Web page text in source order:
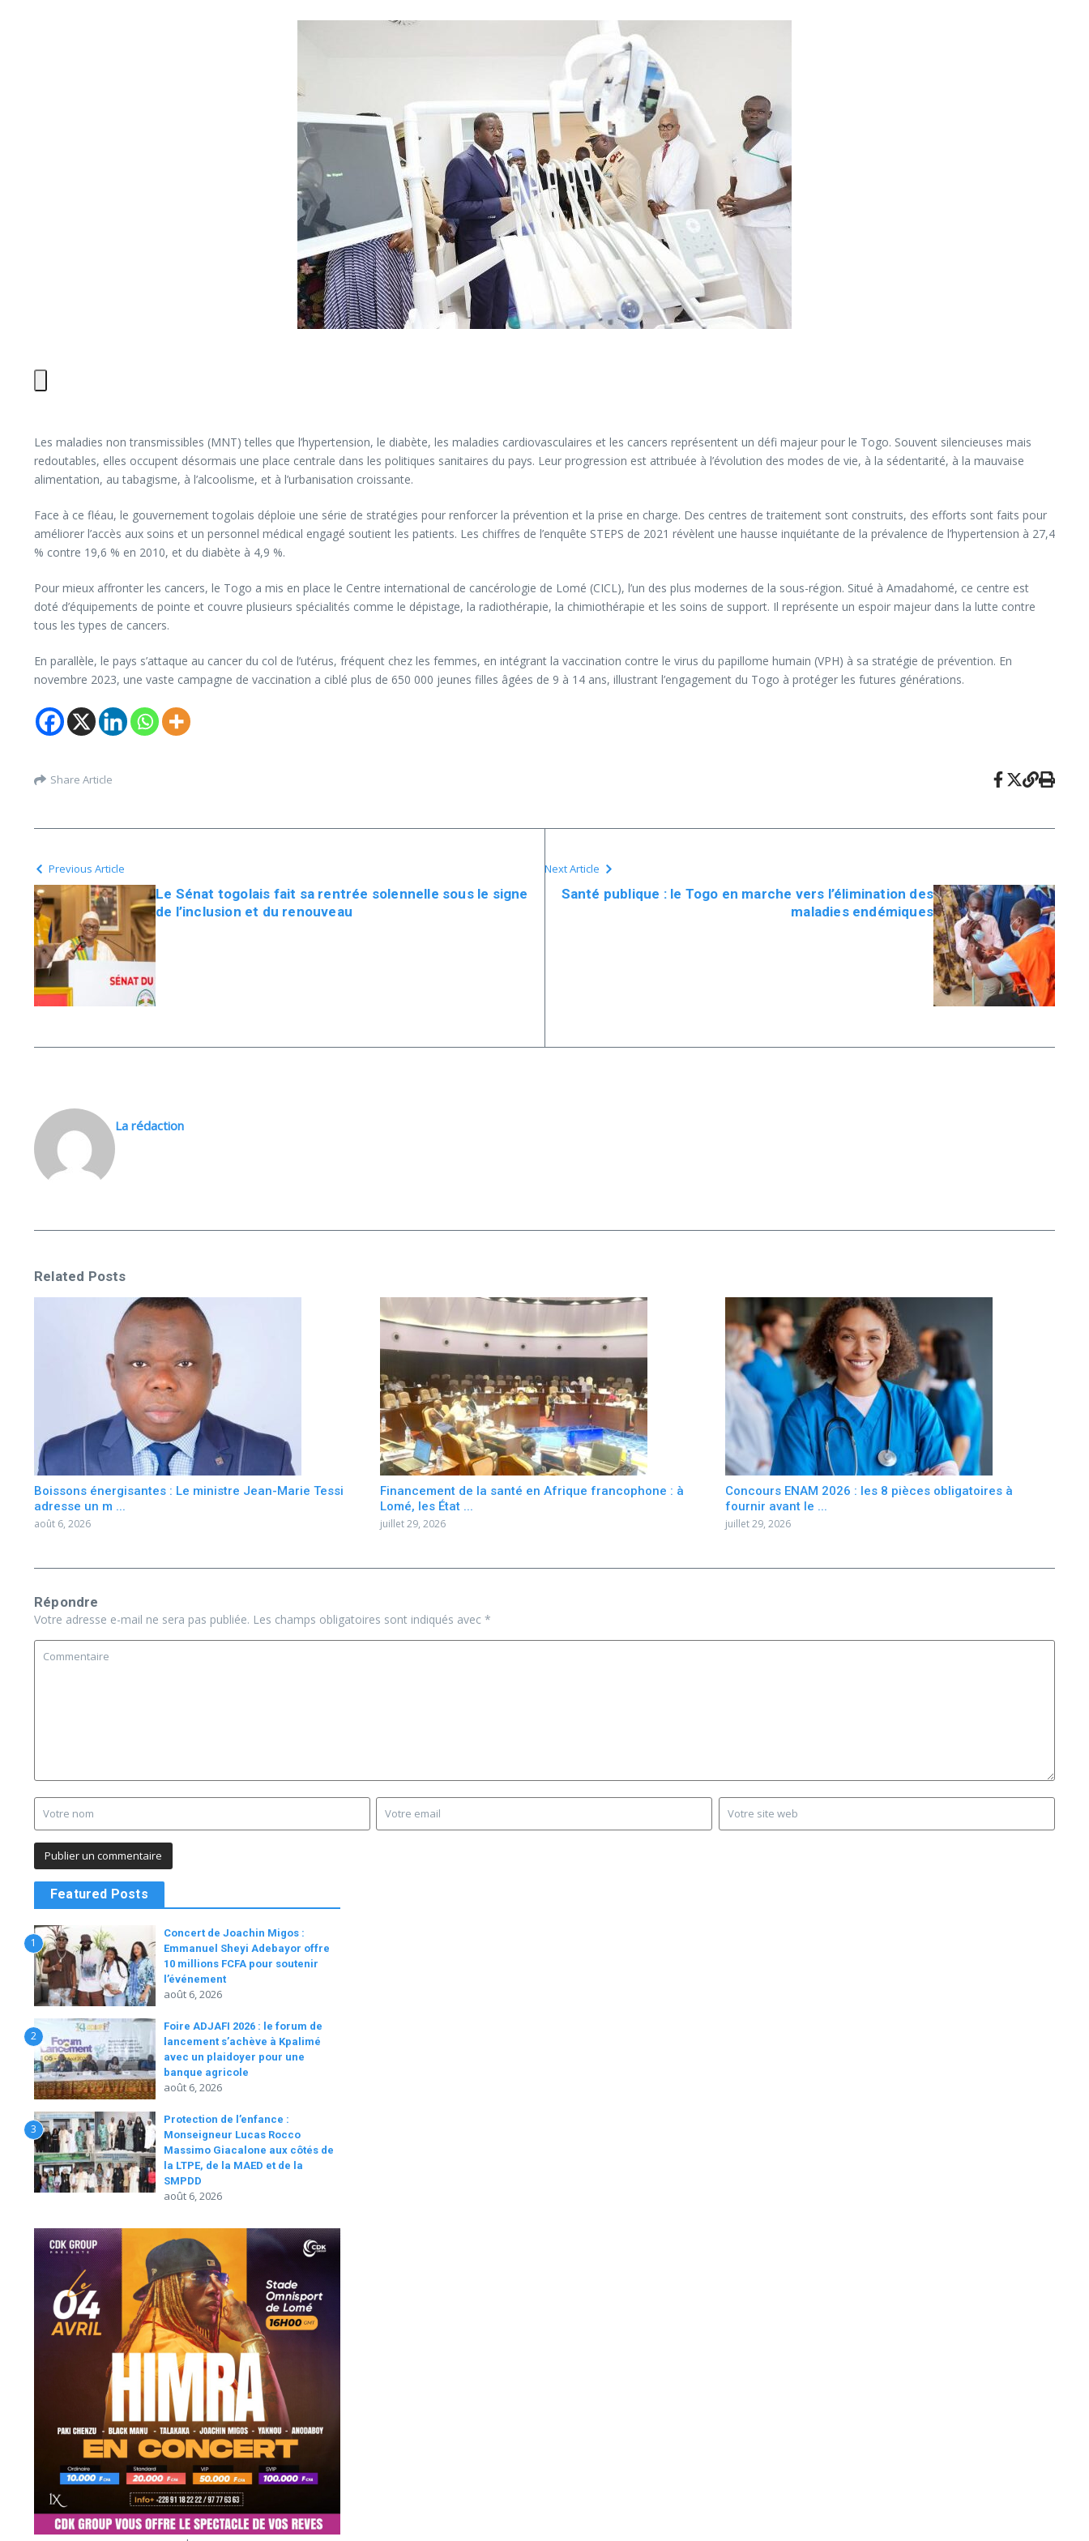
Les maladies non transmissibles (MNT) telles que l’hypertension, le diabète, les maladies cardiovasculaires et les cancers représentent un défi majeur pour le Togo. Souvent silencieuses mais
redoutables, elles occupent désormais une place centrale dans les politiques sanitaires du pays. Leur progression est attribuée à l’évolution des modes de vie, à la sédentarité, à la mauvaise
alimentation, au tabagisme, à l’alcoolisme, et à l’urbanisation croissante.
Face à ce fléau, le gouvernement togolais déploie une série de stratégies pour renforcer la prévention et la prise en charge. Des centres de traitement sont construits, des efforts sont faits pour
améliorer l’accès aux soins et un personnel médical engagé soutient les patients. Les chiffres de l’enquête STEPS de 2021 révèlent une hausse inquiétante de la prévalence de l’hypertension à 27,4
% contre 19,6 % en 2010, et du diabète à 4,9 %.
Pour mieux affronter les cancers, le Togo a mis en place le Centre international de cancérologie de Lomé (CICL), l’un des plus modernes de la sous-région. Situé à Amadahomé, ce centre est
doté d’équipements de pointe et couvre plusieurs spécialités comme le dépistage, la radiothérapie, la chimiothérapie et les soins de support. Il représente un espoir majeur dans la lutte contre
tous les types de cancers.
En parallèle, le pays s’attaque au cancer du col de l’utérus, fréquent chez les femmes, en intégrant la vaccination contre le virus du papillome humain (VPH) à sa stratégie de prévention. En
novembre 2023, une vaste campagne de vaccination a ciblé plus de 650 000 jeunes filles âgées de 9 à 14 ans, illustrant l’engagement du Togo à protéger les futures générations.
Share Article
Previous Article
Le Sénat togolais fait sa rentrée solennelle sous le signe
de l’inclusion et du renouveau
Next Article
Santé publique : le Togo en marche vers l’élimination des
maladies endémiques
La rédaction
Related Posts
Boissons énergisantes : Le ministre Jean-Marie Tessi
adresse un m ...
août 6, 2026
Financement de la santé en Afrique francophone : à
Lomé, les État ...
juillet 29, 2026
Concours ENAM 2026 : les 8 pièces obligatoires à
fournir avant le ...
juillet 29, 2026
Répondre
Votre adresse e-mail ne sera pas publiée. Les champs obligatoires sont indiqués avec *
Featured Posts
1
Concert de Joachin Migos :
Emmanuel Sheyi Adebayor offre
10 millions FCFA pour soutenir
l’événement
août 6, 2026
2
Foire ADJAFI 2026 : le forum de
lancement s’achève à Kpalimé
avec un plaidoyer pour une
banque agricole
août 6, 2026
3
Protection de l’enfance :
Monseigneur Lucas Rocco
Massimo Giacalone aux côtés de
la LTPE, de la MAED et de la
SMPDD
août 6, 2026